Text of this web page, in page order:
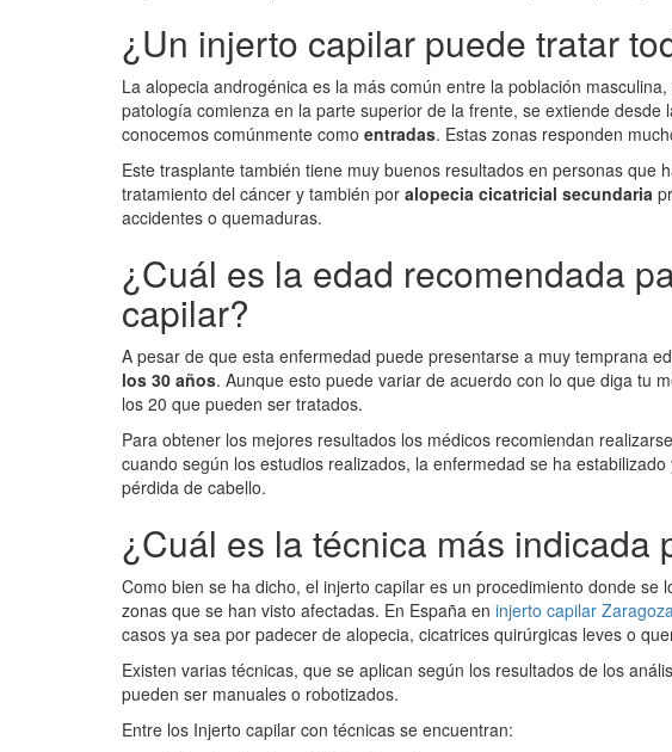
¿Un injerto capilar puede tratar
La alopecia androgénica es la más común entre la población
patología comienza en la parte superior de la frente, se extiende
conocemos comúnmente como entradas. Estas zonas responden
Este trasplante también tiene muy buenos resultados en personas que
tratamiento del cáncer y también por alopecia cicatricial secundaria
accidentes o quemaduras.
¿Cuál es la edad recomendada
capilar?
A pesar de que esta enfermedad puede presentarse a muy temprana
los 30 años. Aunque esto puede variar de acuerdo con lo que diga tu
los 20 que pueden ser tratados.
Para obtener los mejores resultados los médicos recomiendan
cuando según los estudios realizados, la enfermedad se ha
pérdida de cabello.
¿Cuál es la técnica más indicada
Como bien se ha dicho, el injerto capilar es un procedimiento donde se
zonas que se han visto afectadas. En España en injerto capilar
casos ya sea por padecer de alopecia, cicatrices quirúrgicas leves o
Existen varias técnicas, que se aplican según los resultados de los
pueden ser manuales o robotizados.
Entre los Injerto capilar con técnicas se encuentran: